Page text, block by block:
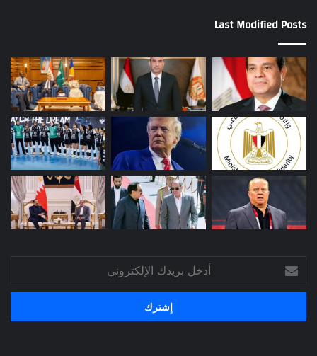
Last Modified Posts
بريدك
الإلكتروني